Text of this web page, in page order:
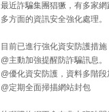
最近詐騙集團猖獗，有多家
多方面的資訊安全強化處理。
目前已進行強化資安防護措施
@主動加強提醒防詐騙訊息。
@優化資安防護，資料多階
@定期全面掃描網站封包